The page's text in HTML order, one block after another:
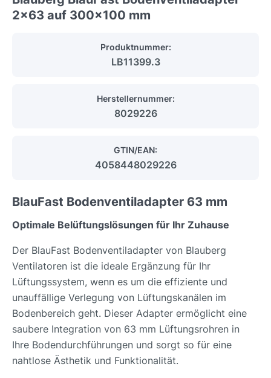
2x63 auf 300x100 mm
Produktnummer:
LB11399.3
Herstellernummer:
8029226
GTIN/EAN:
4058448029226
BlauFast Bodenventiladapter 63 mm
Optimale Belüftungslösungen für Ihr Zuhause
Der BlauFast Bodenventiladapter von Blauberg
Ventilatoren ist die ideale Ergänzung für Ihr
Lüftungssystem, wenn es um die effiziente und
unauffällige Verlegung von Lüftungskanälen im
Bodenbereich geht. Dieser Adapter ermöglicht eine
saubere Integration von 63 mm Lüftungsrohren in
Ihre Bodendurchführungen und sorgt so für eine
nahtlose Ästhetik und Funktionalität.